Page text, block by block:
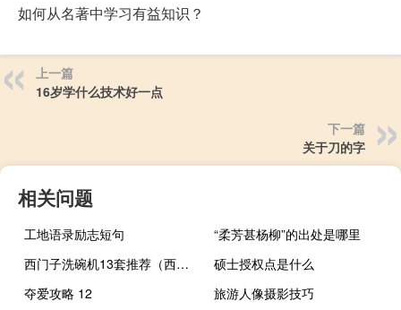
如何从名著中学习有益知识？
上一篇
16岁学什么技术好一点
下一篇
关于刀的字
相关问题
工地语录励志短句
“柔芳甚杨柳”的出处是哪里
西门子洗碗机13套推荐（西门子洗碗机）
硕士授权点是什么
夺爱攻略 12
旅游人像摄影技巧